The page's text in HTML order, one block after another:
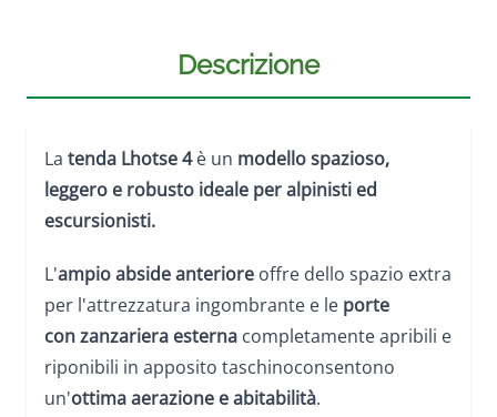
Descrizione
La tenda Lhotse 4è un modello spazioso,
leggero e robusto ideale per alpinisti ed
escursionisti.
L'ampio abside anteriore offre dello spazio extra
per l'attrezzatura ingombrante e le porte
con zanzariera esterna completamente apribili e
riponibili in apposito taschinoconsentono
un'ottima aerazione e abitabilità.